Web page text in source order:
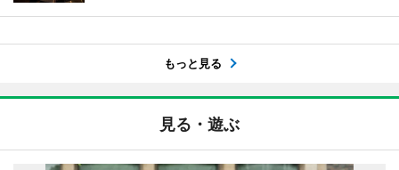
もっと見る
見る・遊ぶ